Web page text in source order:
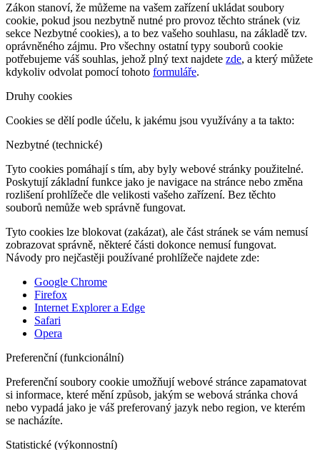
Zákon stanoví, že můžeme na vašem zařízení ukládat soubory
cookie, pokud jsou nezbytně nutné pro provoz těchto stránek (viz
sekce Nezbytné cookies), a to bez vašeho souhlasu, na základě tzv.
oprávněného zájmu. Pro všechny ostatní typy souborů cookie
potřebujeme váš souhlas, jehož plný text najdete zde, a který můžete
kdykoliv odvolat pomocí tohoto formuláře.
Druhy cookies
Cookies se dělí podle účelu, k jakému jsou využívány a ta takto:
Nezbytné (technické)
Tyto cookies pomáhají s tím, aby byly webové stránky použitelné.
Poskytují základní funkce jako je navigace na stránce nebo změna
rozlišení prohlížeče dle velikosti vašeho zařízení. Bez těchto
souborů nemůže web správně fungovat.
Tyto cookies lze blokovat (zakázat), ale část stránek se vám nemusí
zobrazovat správně, některé části dokonce nemusí fungovat.
Návody pro nejčastěji používané prohlížeče najdete zde:
Google Chrome
Firefox
Internet Explorer a Edge
Safari
Opera
Preferenční (funkcionální)
Preferenční soubory cookie umožňují webové stránce zapamatovat
si informace, které mění způsob, jakým se webová stránka chová
nebo vypadá jako je váš preferovaný jazyk nebo region, ve kterém
se nacházíte.
Statistické (výkonnostní)